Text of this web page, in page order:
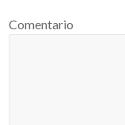
Comentario